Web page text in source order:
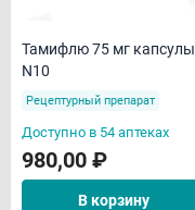
Тамифлю 75 мг капсулы
N10
Рецептурный препарат
Доступно в 54 аптеках
980,00 ₽
В корзину